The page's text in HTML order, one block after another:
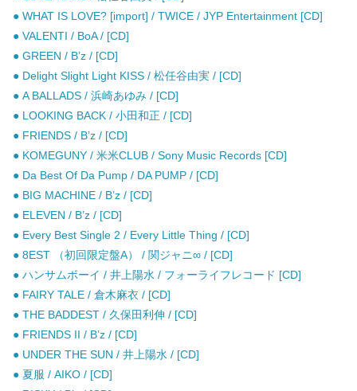
● WHAT IS LOVE? [import] / TWICE / JYP Entertainment [CD]
● VALENTI / BoA / [CD]
● GREEN / B’z / [CD]
● Delight Slight Light KISS / 松任谷由実 / [CD]
● A BALLADS / 浜崎あゆみ / [CD]
● LOOKING BACK / 小田和正 / [CD]
● FRIENDS / B’z / [CD]
● KOMEGUNY / 米米CLUB / Sony Music Records [CD]
● Da Best Of Da Pump / DA PUMP / [CD]
● BIG MACHINE / B’z / [CD]
● ELEVEN / B’z / [CD]
● Every Best Single 2 / Every Little Thing / [CD]
● 8EST （初回限定盤A） / 関ジャニ∞ / [CD]
● ハンサムボーイ / 井上陽水 / フォーライフレコード [CD]
● FAIRY TALE / 倉木麻衣 / [CD]
● THE BADDEST / 久保田利伸 / [CD]
● FRIENDS II / B’z / [CD]
● UNDER THE SUN / 井上陽水 / [CD]
● 夏服 / AIKO / [CD]